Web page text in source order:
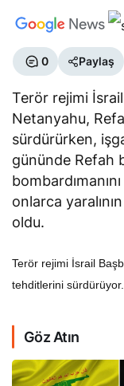
0 Paylaş
Terör rejimi
Netanyahu,
sürdürürken,
gününde Refah
onlarca
oldu.
Terör rejimi İsrail
tehditlerini sürdürüyor.
Göz Atın